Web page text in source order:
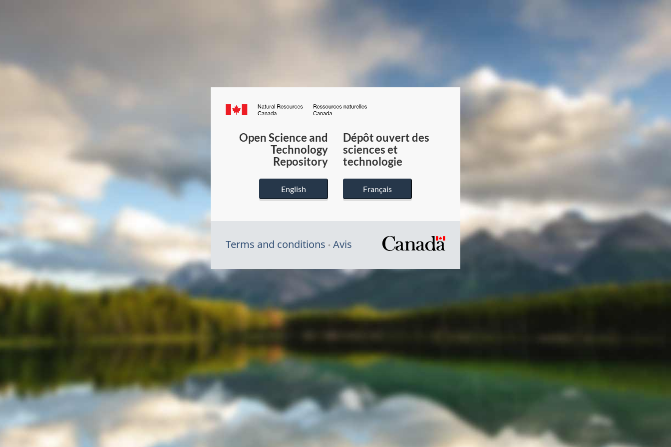
Canada.ca
du
Canada
Open Science and
Technology
Repository
English
Dépôt ouvert des
sciences et
technologie
Français
Terms and conditions Avis
/
gouvernement
du